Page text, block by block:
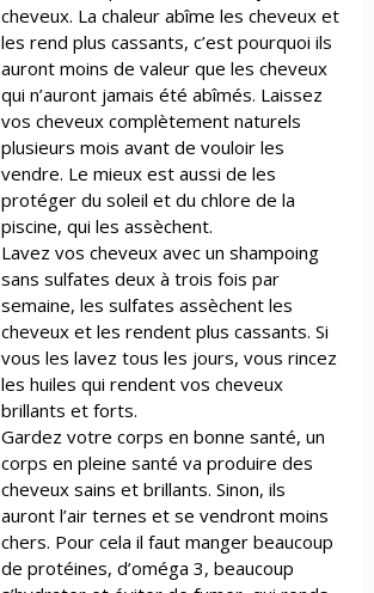
cheveux. La chaleur abîme les cheveux et
les rend plus cassants, c’est pourquoi ils
auront moins de valeur que les cheveux
qui n’auront jamais été abîmés. Laissez
vos cheveux complètement naturels
plusieurs mois avant de vouloir les
vendre. Le mieux est aussi de les
protéger du soleil et du chlore de la
piscine, qui les assèchent.
Lavez vos cheveux avec un shampoing
sans sulfates deux à trois fois par
semaine, les sulfates assèchent les
cheveux et les rendent plus cassants. Si
vous les lavez tous les jours, vous rincez
les huiles qui rendent vos cheveux
brillants et forts.
Gardez votre corps en bonne santé, un
corps en pleine santé va produire des
cheveux sains et brillants. Sinon, ils
auront l’air ternes et se vendront moins
chers. Pour cela il faut manger beaucoup
de protéines, d’oméga 3, beaucoup